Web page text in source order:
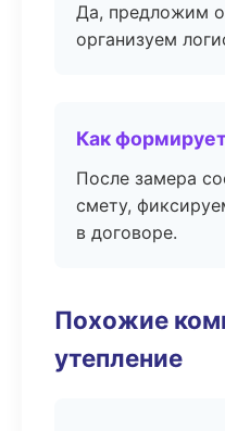
Да, предложим
организуем
Как
После замера
смету,
в договоре.
Похожие
утепление